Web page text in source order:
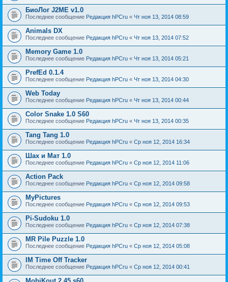
БиоЛог J2ME v1.0
Последнее сообщение Редакция hPCru « Чт ноя 13, 2014 08:59
Animals DX
Последнее сообщение Редакция hPCru « Чт ноя 13, 2014 07:52
Memory Game 1.0
Последнее сообщение Редакция hPCru « Чт ноя 13, 2014 05:21
PrefEd 0.1.4
Последнее сообщение Редакция hPCru « Чт ноя 13, 2014 04:30
Web Today
Последнее сообщение Редакция hPCru « Чт ноя 13, 2014 00:44
Color Snake 1.0 S60
Последнее сообщение Редакция hPCru « Чт ноя 13, 2014 00:35
Tang Tang 1.0
Последнее сообщение Редакция hPCru « Ср ноя 12, 2014 16:34
Шах и Мат 1.0
Последнее сообщение Редакция hPCru « Ср ноя 12, 2014 11:06
Action Pack
Последнее сообщение Редакция hPCru « Ср ноя 12, 2014 09:58
MyPictures
Последнее сообщение Редакция hPCru « Ср ноя 12, 2014 09:53
Pi-Sudoku 1.0
Последнее сообщение Редакция hPCru « Ср ноя 12, 2014 07:38
MR Pile Puzzle 1.0
Последнее сообщение Редакция hPCru « Ср ноя 12, 2014 05:08
IM Time Off Tracker
Последнее сообщение Редакция hPCru « Ср ноя 12, 2014 00:41